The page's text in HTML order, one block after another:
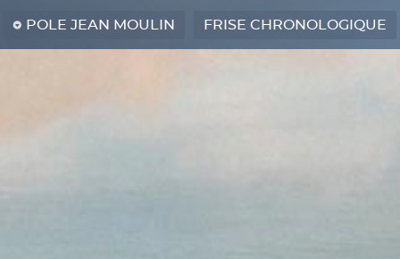
POLE JEAN MOULIN FRISE CHRONOLOGIQUE